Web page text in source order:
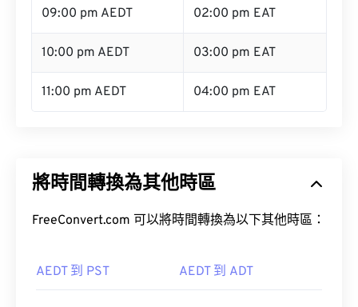
09:00 pm AEDT 02:00 pm EAT
10:00 pm AEDT 03:00 pm EAT
11:00 pm AEDT 04:00 pm EAT
將時間轉換為其他時區
FreeConvert.com 可以將時間轉換為以下其他時區：
AEDT 到 PST AEDT 到 ADT